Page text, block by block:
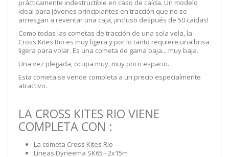
prácticamente indestructible en caso de caída. Un modelo
ideal para jóvenes principiantes en tracción que no se
arriesgan a reventar una caja, ¡incluso después de 50 caídas!
Como todas las cometas de tracción de una sola vela, la
Cross Kites Rio es muy ligera y por lo tanto requiere una brisa
ligera para volar. Es una cometa de gama baja... muy baja.
Una vez plegada, ocupa muy, muy poco espacio.
Esta cometa se vende completa a un precio especialmente
atractivo.
LA CROSS KITES RIO VIENE
COMPLETA CON :
La cometa Cross Kites Rio
Líneas Dyneema SK65 - 2x15m